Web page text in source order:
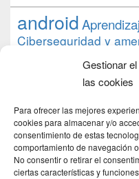
Gestionar
las cookies
Para ofrecer las mejores
cookies para almacenar y/o
consentimiento de estas
comportamiento de navegación
No consentir o retirar el
ciertas características y
android
Ciberseguridad y
datos debian
Formación
proyecto PS4 python
raspbian review
tecnológica
transmissiontutorial